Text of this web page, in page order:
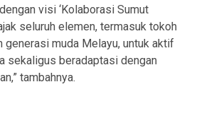
visi ‘Kolaborasi Sumut
seluruh elemen, termasuk tokoh
generasi muda Melayu, untuk aktif
sekaligus beradaptasi dengan
tambahnya.